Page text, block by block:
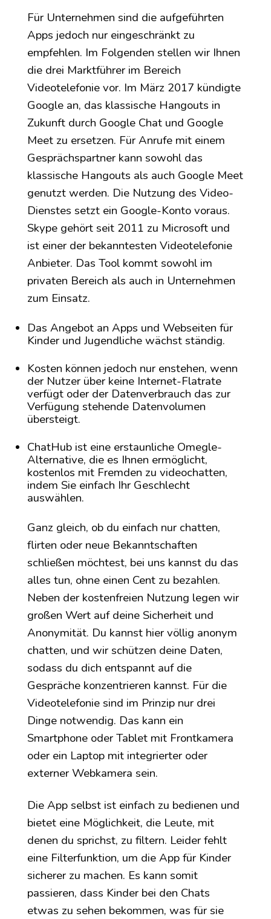
Für Unternehmen sind die aufgeführten
Apps jedoch nur eingeschränkt zu
empfehlen. Im Folgenden stellen wir Ihnen
die drei Marktführer im Bereich
Videotelefonie vor. Im März 2017 kündigte
Google an, das klassische Hangouts in
Zukunft durch Google Chat und Google
Meet zu ersetzen. Für Anrufe mit einem
Gesprächspartner kann sowohl das
klassische Hangouts als auch Google Meet
genutzt werden. Die Nutzung des Video-
Dienstes setzt ein Google-Konto voraus.
Skype gehört seit 2011 zu Microsoft und
ist einer der bekanntesten Videotelefonie
Anbieter. Das Tool kommt sowohl im
privaten Bereich als auch in Unternehmen
zum Einsatz.
Das Angebot an Apps und Webseiten für
Kinder und Jugendliche wächst ständig.
Kosten können jedoch nur enstehen, wenn
der Nutzer über keine Internet-Flatrate
verfügt oder der Datenverbrauch das zur
Verfügung stehende Datenvolumen
übersteigt.
ChatHub ist eine erstaunliche Omegle-
Alternative, die es Ihnen ermöglicht,
kostenlos mit Fremden zu videochatten,
indem Sie einfach Ihr Geschlecht
auswählen.
Ganz gleich, ob du einfach nur chatten,
flirten oder neue Bekanntschaften
schließen möchtest, bei uns kannst du das
alles tun, ohne einen Cent zu bezahlen.
Neben der kostenfreien Nutzung legen wir
großen Wert auf deine Sicherheit und
Anonymität. Du kannst hier völlig anonym
chatten, und wir schützen deine Daten,
sodass du dich entspannt auf die
Gespräche konzentrieren kannst. Für die
Videotelefonie sind im Prinzip nur drei
Dinge notwendig. Das kann ein
Smartphone oder Tablet mit Frontkamera
oder ein Laptop mit integrierter oder
externer Webkamera sein.
Die App selbst ist einfach zu bedienen und
bietet eine Möglichkeit, die Leute, mit
denen du sprichst, zu filtern. Leider fehlt
eine Filterfunktion, um die App für Kinder
sicherer zu machen. Es kann somit
passieren, dass Kinder bei den Chats
etwas zu sehen bekommen, was für sie